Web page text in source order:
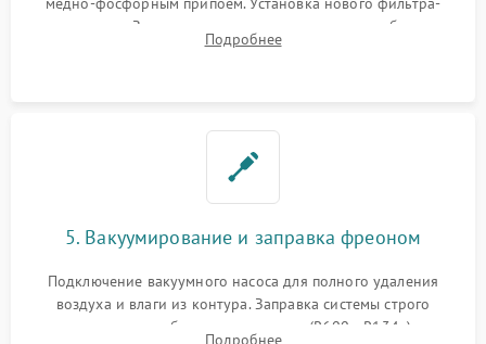
осушителя. Замена изношенных вентиляторов обдува,
сломанных заслонок или поврежденных дверных петель.
Подробнее
5. Вакуумирование и заправка фреоном
Подключение вакуумного насоса для полного удаления
воздуха и влаги из контура. Заправка системы строго
дозированным объемом хладагента (R600a, R134a) по
Подробнее